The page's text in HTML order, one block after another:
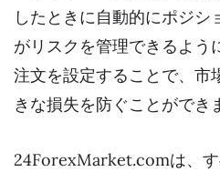
したときに自動的にポジシ
がリスクを管理できるよう
注文を設定することで、市
きな損失を防ぐことができ
24ForexMarket.comは、